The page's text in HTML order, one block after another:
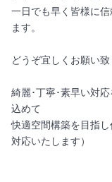
一日でも早く皆様に
ます。
どうぞ宜しくお願い致
綺麗･丁寧･素早い対
込めて
快適空間構築を目指
対応いたします）